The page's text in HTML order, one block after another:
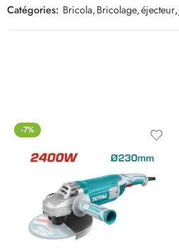
Catégories: Bricola,Bricolage,éjecteur,
-7%